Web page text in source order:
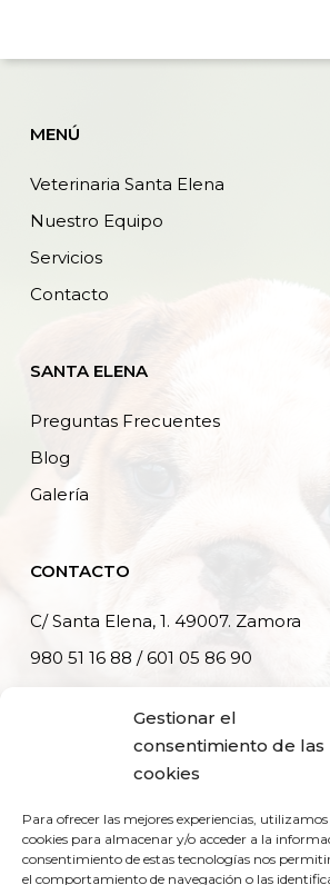
Gestionar el
consentimiento de las
cookies
Para ofrecer las mejores experiencias,
cookies para almacenar y/o acceder a la
consentimiento de estas tecnologías nos
el comportamiento de navegación o las
MENÚ
Veterinaria Santa Elena
Nuestro Equipo
Servicios
Contacto
SANTA ELENA
Preguntas Frecuentes
Blog
Galería
CONTACTO
C/ Santa Elena, 1. 49007. Zamora
980 51 16 88 / 601 05 86 90
AVISO LEGAL
Aviso Legal
Política de Privacidad